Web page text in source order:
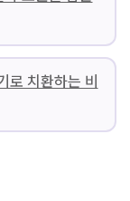
로 치환하는 비